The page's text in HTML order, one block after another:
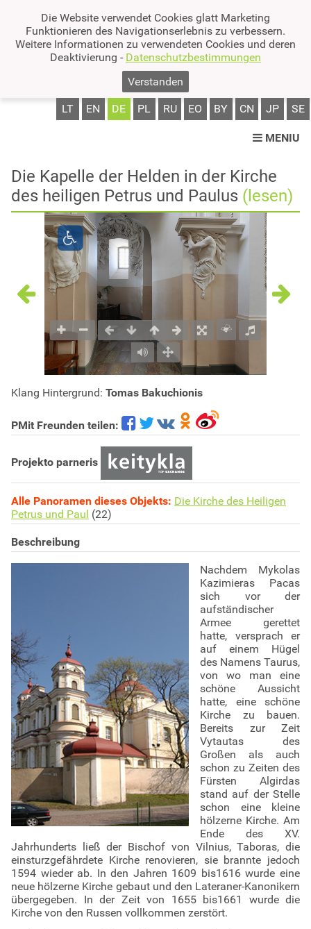
Die Website verwendet Cookies glatt Marketing
Funktionieren des Navigationserlebnis zu verbessern.
Weitere Informationen zu verwendeten Cookies und deren
Deaktivierung - Datenschutzbestimmungen
Verstanden
LT EN DE PL RU EO BY CN JP SE
MENIU
Die Kapelle der Helden in der Kirche
des heiligen Petrus und Paulus (lesen)
Klang Hintergrund: Tomas Bakuchionis
PMit Freunden teilen:
Projekto parneris
Alle Panoramen dieses Objekts: Die Kirche des Heiligen
Petrus und Paul (22)
Beschreibung
Nachdem Mykolas
Kazimieras Pacas
sich vor der
aufständischer
Armee gerettet
hatte, versprach er
auf einem Hügel
des Namens Taurus,
von wo man eine
schöne Aussicht
hatte, eine schöne
Kirche zu bauen.
Bereits zur Zeit
Vytautas des
Großen als auch
schon zu Zeiten des
Fürsten Algirdas
stand auf der Stelle
schon eine kleine
hölzerne Kirche. Am
Ende des XV.
Jahrhunderts ließ der Bischof von Vilnius, Taboras, die
einsturzgefährdete Kirche renovieren, sie brannte jedoch
1594 wieder ab. In den Jahren 1609 bis1616 wurde eine
neue hölzerne Kirche gebaut und den Lateraner-Kanonikern
übergegeben. In der Zeit von 1655 bis1661 wurde die
Kirche von den Russen vollkommen zerstört.